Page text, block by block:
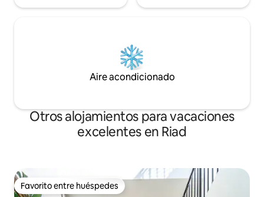
Aire acondicionado
Otros alojamientos para vacaciones
excelentes en Riad
Favorito entre huéspedes
Favorito entre huéspedes